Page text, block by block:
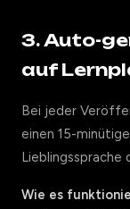
3. Auto-
auf
Bei jeder
einen 15-
Lieblingssprache
Wie es